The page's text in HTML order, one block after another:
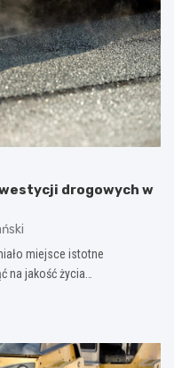
drogowych w
miejsce istotne
na jakość życia…